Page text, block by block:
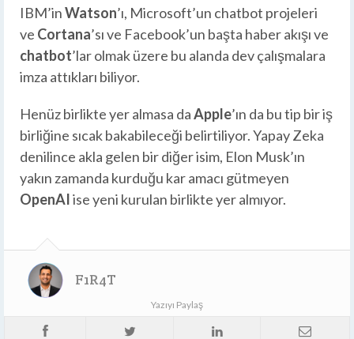
IBM’inWatson’ı, Microsoft’un chatbot projeleri
ve Cortana’sı ve Facebook’un başta haber akışı ve
chatbot’lar olmak üzere bu alanda dev çalışmalara
imza attıkları biliyor.
Henüz birlikte yer almasa daApple’ın da bu tip bir iş
birliğine sıcak bakabileceği belirtiliyor. Yapay Zeka
denilince akla gelen bir diğer isim, Elon Musk’ın
yakın zamanda kurduğu kar amacı gütmeyen
OpenAIise yeni kurulan birlikte yer almıyor.
F1R4T
Yazıyı Paylaş